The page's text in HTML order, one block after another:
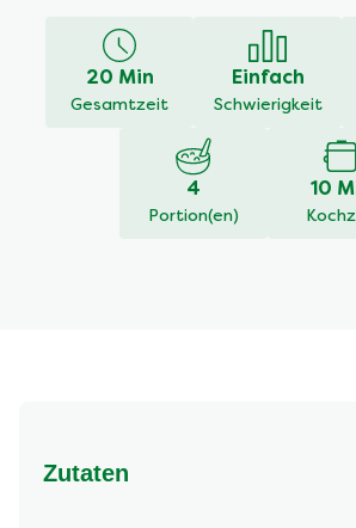
abgegeben20 Min
Gesamtzeit
Einfach
Schwierigkeit
4
Portion(en)
10
Zutaten